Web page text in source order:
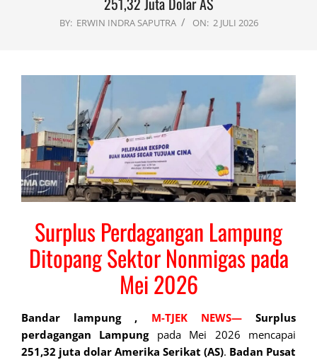
BY: ERWIN INDRA SAPUTRA ON: 2 JULI 2026
Surplus Perdagangan Lampung
Ditopang Sektor Nonmigas pada
Mei 2026
Bandar lampung , M-TJEK NEWS—Surplus
perdagangan Lampungpada Mei 2026 mencapai
251,32 juta dolar Amerika Serikat (AS). Badan Pusat